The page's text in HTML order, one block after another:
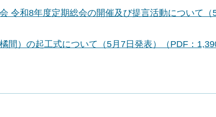
令和8年度定期総会の開催及び提言活動について（
間）の起工式について（5月7日発表）（PDF：